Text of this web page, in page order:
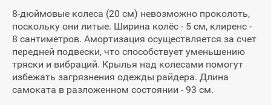
8-дюймовые колеса (20 см) невозможно проколоть,
поскольку они литые. Ширина колёс - 5 см, клиренс -
8 сантиметров. Амортизация осуществляется за счет
передней подвески, что способствует уменьшению
тряски и вибраций. Крылья над колесами помогут
избежать загрязнения одежды райдера. Длина
самоката в разложенном состоянии - 93 см.